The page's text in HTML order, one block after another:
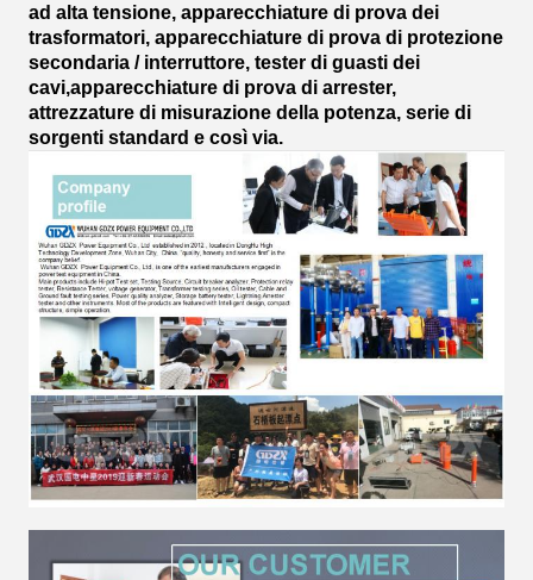
ad alta tensione, apparecchiature di prova dei
trasformatori, apparecchiature di prova di protezione
secondaria / interruttore, tester di guasti dei
cavi,apparecchiature di prova di arrester,
attrezzature di misurazione della potenza, serie di
sorgenti standard e così via.